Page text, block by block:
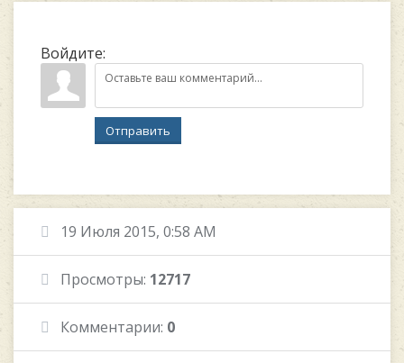
Войдите:
Отправить
19 Июля 2015, 0:58 AM
Просмотры: 12717
Комментарии: 0